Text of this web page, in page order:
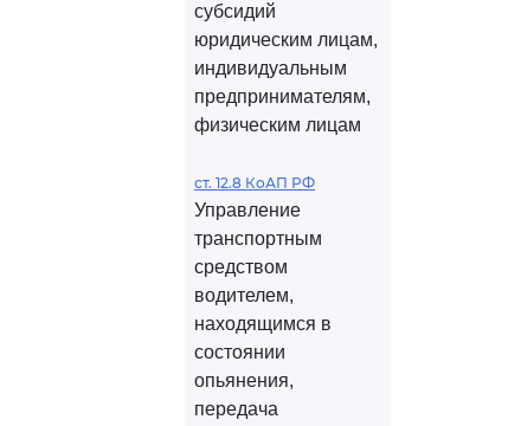
субсидий
юридическим лицам,
индивидуальным
предпринимателям,
физическим лицам
ст. 12.8 КоАП РФ
Управление
транспортным
средством
водителем,
находящимся в
состоянии
опьянения,
передача